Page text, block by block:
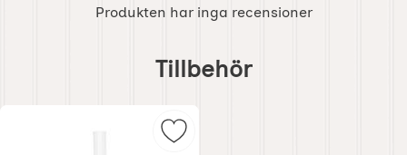
Produkten har inga recensioner
Tillbehör
Markera fotogenlampa Stor rak